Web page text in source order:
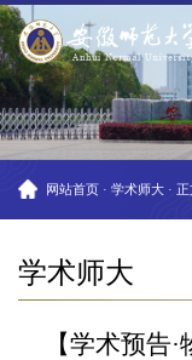
网站首页 · 学术师大 · 正
学术师大
【学术预告